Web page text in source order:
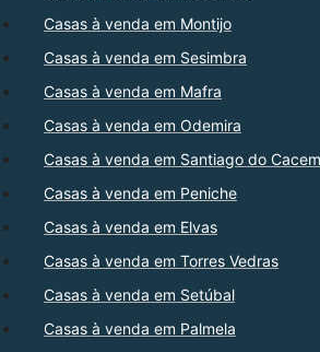
Casas à venda em Montijo
Casas à venda em Sesimbra
Casas à venda em Mafra
Casas à venda em Odemira
Casas à venda em Santiago do Cacem
Casas à venda em Peniche
Casas à venda em Elvas
Casas à venda em Torres Vedras
Casas à venda em Setúbal
Casas à venda em Palmela